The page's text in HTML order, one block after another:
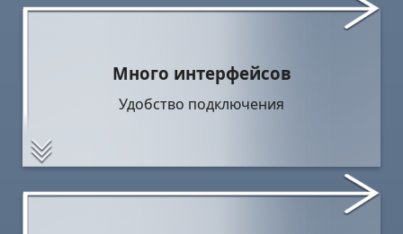
Много интерфейсов
Удобство подключения